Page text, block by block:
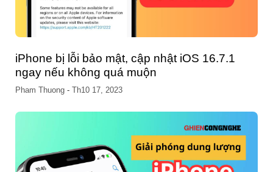
iPhone bị lỗi bảo mật, cập nhật iOS 16.7.1
ngay nếu không quá muộn
Pham Thuong - Th10 17, 2023